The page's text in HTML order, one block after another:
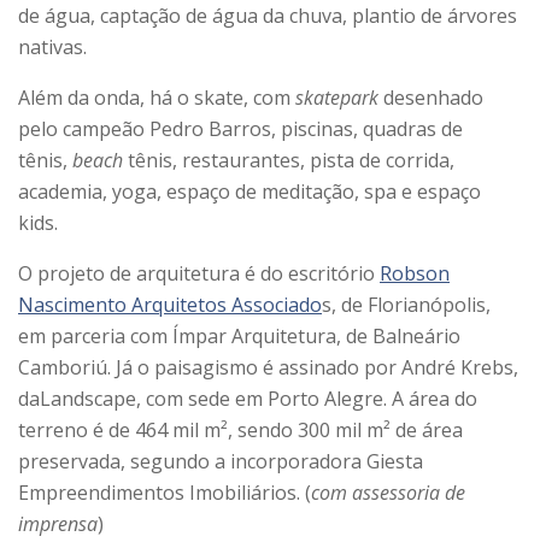
de água, captação de água da chuva, plantio de árvores
nativas.
Além da onda, há o skate, com skateparkdesenhado
pelo campeão Pedro Barros, piscinas, quadras de
tênis, beachtênis, restaurantes, pista de corrida,
academia, yoga, espaço de meditação, spa e espaço
kids.
O projeto de arquitetura é do escritório Robson
Nascimento Arquitetos Associados, de Florianópolis,
em parceria com Ímpar Arquitetura, de Balneário
Camboriú. Já o paisagismo é assinado por André Krebs,
daLandscape, com sede em Porto Alegre. A área do
terreno é de 464 mil m², sendo 300 mil m² de área
preservada, segundo a incorporadora Giesta
Empreendimentos Imobiliários. (com assessoria de
imprensa)